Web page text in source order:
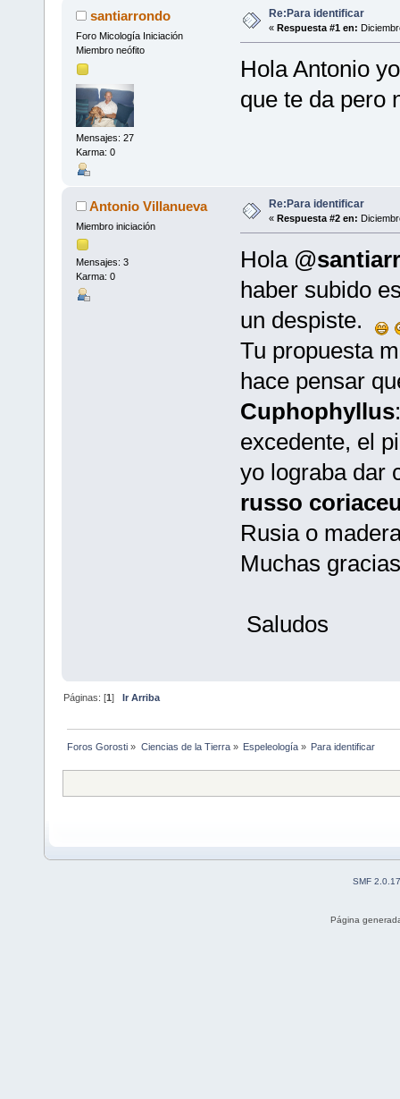
santiarrondo
Foro Micología Iniciación
Miembro neófito
Mensajes: 27
Karma: 0
Re:Para identificar
« Respuesta #1 en:
Hola Antonio
que te da pero
Antonio Villanueva
Miembro iniciación
Mensajes: 3
Karma: 0
Re:Para identificar
« Respuesta #2 en:
Hola @
haber subido
un despiste.
Tu propuesta
hace pensar
Cuphophyllus
excedente, el
yo lograba dar
russo
Rusia o
Muchas
Saludos
Páginas: [1] Ir Arriba
Foros Gorosti » Ciencias de la Tierra» Espeleología» Para identificar
SMF 2.0.17
Página